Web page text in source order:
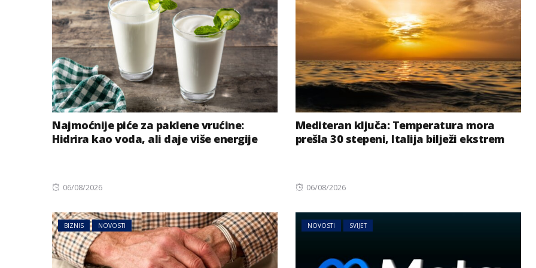
Najmoćnije piće za paklene vrućine:
Hidrira kao voda, ali daje više energije
Posted
06/08/2026
Mediteran ključa: Temperatura mora
prešla 30 stepeni, Italija bilježi ekstrem
Posted
06/08/2026
BIZNIS NOVOSTI NOVOSTI SVIJET
AUSTRIJA NOVOSTI
MAGAZIN NOVOSTI